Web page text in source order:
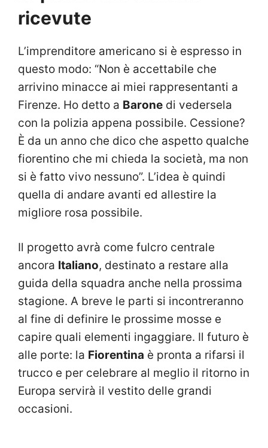
ricevute
L’imprenditore americano si è espresso in
questo modo: “Non è accettabile che
arrivino minacce ai miei rappresentanti a
Firenze. Ho detto a Barone di vedersela
con la polizia appena possibile. Cessione?
È da un anno che dico che aspetto qualche
fiorentino che mi chieda la società, ma non
si è fatto vivo nessuno”. L’idea è quindi
quella di andare avanti ed allestire la
migliore rosa possibile.
Il progetto avrà come fulcro centrale
ancora Italiano, destinato a restare alla
guida della squadra anche nella prossima
stagione. A breve le parti si incontreranno
al fine di definire le prossime mosse e
capire quali elementi ingaggiare. Il futuro è
alle porte: la Fiorentina è pronta a rifarsi il
trucco e per celebrare al meglio il ritorno in
Europa servirà il vestito delle grandi
occasioni.